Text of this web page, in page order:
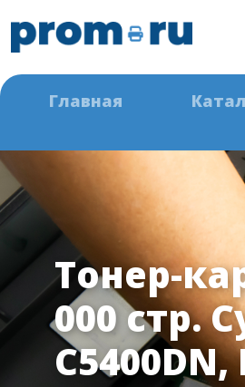
Главная
Тонер-
000 стр.
C5400DN,